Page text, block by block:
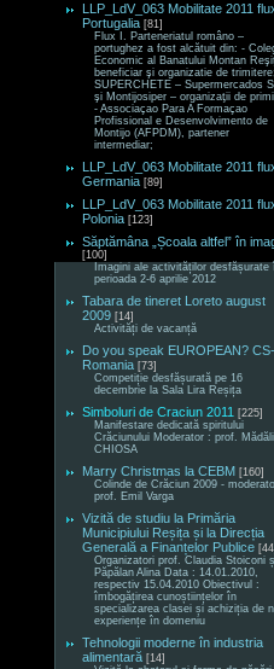
LLP_LdV_063 Mobilitate 2011
Portugalia [81]
Flux I. Parteneriatul româno –
portughez a fost alcătuit din: -
Economic al Banatului Montan
beneficiar şi organizatie de
SUPERCHETE – Supermercados
şi Montijosiper – organizaţii de
- Associaçao Para A Formaçao
Profissional e Desenvolvimento de
Montijo (AFPDM), partener
intermediar;
LLP_LdV_063 Mobilitate 2011
Germania [89]
LLP_LdV_063 Mobilitate 2011
Polonia [123]
Săptămâna „Școala altfel” în
[100]
Imagini ale activităților desfășurate
perioada 2-6 aprilie 2012
Tabara de tineret Loreto august
2009 [14]
Activități de vacanță
Do you speak EUROPEAN? CS-
Romania [73]
Competiție desfășurată pe 16
decembrie la Sala Lira Reșița
Simboluri de Craciun 2011 [225]
Manifestare dedicată spiritului
Crăciunului Moderator : prof.
CHIOSA
Marry Christmas la CEBM [160]
Colinde de Crăciun 2009 -
prof. Emil Varga
Vizită de studiu la Primăria
Municipiului Reșița și la Direcția
Generală a Finanțelor Publice [44]
Organizatori prof. Claudia Stoiconi
Păpălan Alina Data : 14.01.2010,
respectiv 15.04.2010 Obiectivul :
îmbogățirea cunoștiințelor în
specializarea clasei și achiziția de
experiențe în domeniu
Tehnologii moderne în industria
alimentară [14]